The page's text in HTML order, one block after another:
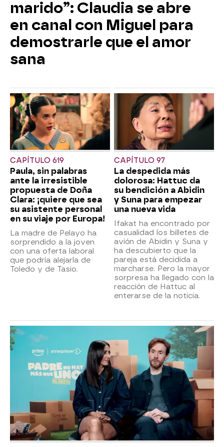
marido”: Claudia se abre
en canal con Miguel para
demostrarle que el amor
sana
CAPÍTULO 619
Paula, sin palabras
ante la irresistible
propuesta de Doña
Clara: ¡quiere que sea
su asistente personal
en su viaje por Europa!
La madre de Pelayo ha
sorprendido a la joven
con una oferta laboral
que podría alejarla de
Toledo y de Tasio.
CAPÍTULO 97
La despedida más
dolorosa: Hattuc da
su bendición a Abidin
y Suna para empezar
una nueva vida
Ifakat ha encontrado por
casualidad los billetes de
avión de Abidin y Suna y
ha descubierto que la
pareja está decidida a
marcharse. Pero la mayor
sorpresa ha llegado con la
reacción de Hattuc al
enterarse de la noticia.